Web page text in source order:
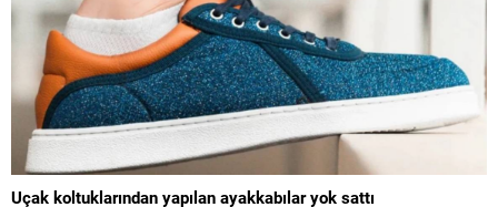
Uçak koltuklarından yapılan ayakkabılar yok sattı